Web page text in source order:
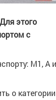
этого
с
М1, А и
о категории